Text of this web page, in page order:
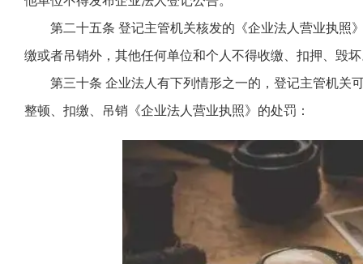
第二十五条 登记主管机关核发的《企业法人营业执照
缴或者吊销外，其他任何单位和个人不得收缴、扣押、毁
第三十条 企业法人有下列情形之一的，登记主管机关
整顿、扣缴、吊销《企业法人营业执照》的处罚：